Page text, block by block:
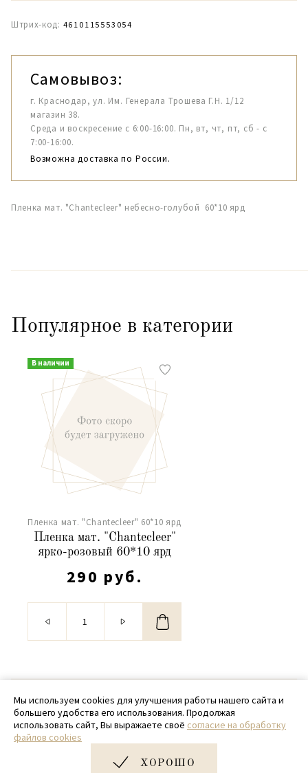
Штрих-код: 4610115553054
Самовывоз:
г. Краснодар, ул. Им. Генерала Трошева Г.Н. 1/12
магазин 38.
Среда и воскресение с 6:00-16:00. Пн, вт, чт, пт, сб - с
7:00-16:00.
Возможна доставка по России.
Пленка мат. "Chantecleer" небесно-голубой 60*10 ярд
Популярное в категории
В наличии
Пленка мат. "Chantecleer" 60*10 ярд
Пленка мат. "Chantecleer"
ярко-розовый 60*10 ярд
290 руб.
© 2020 - 2026 SamPack
+ 7 (918) 699-97-87
zakaz@sampack.store
Мы используем cookies для улучшения работы нашего сайта и
большего удобства его использования. Продолжая
использовать сайт, Вы выражаете своё согласие на обработку
файлов cookies
ХОРОШО